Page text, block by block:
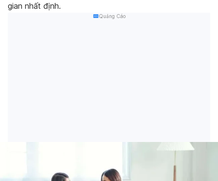
gian nhất định.
Quảng Cáo